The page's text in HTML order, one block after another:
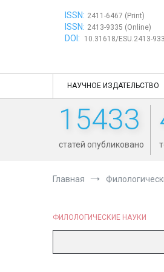
ISSN: 2411-6467 (Print)
ISSN: 2413-9335 (Online)
DOI: 10.31618/ESU.2413-
НАУЧНОЕ ИЗДАТЕЛЬСТВО
15433
статей опубликовано
Главная
ФИЛОЛОГИЧЕСКИЕ НАУКИ